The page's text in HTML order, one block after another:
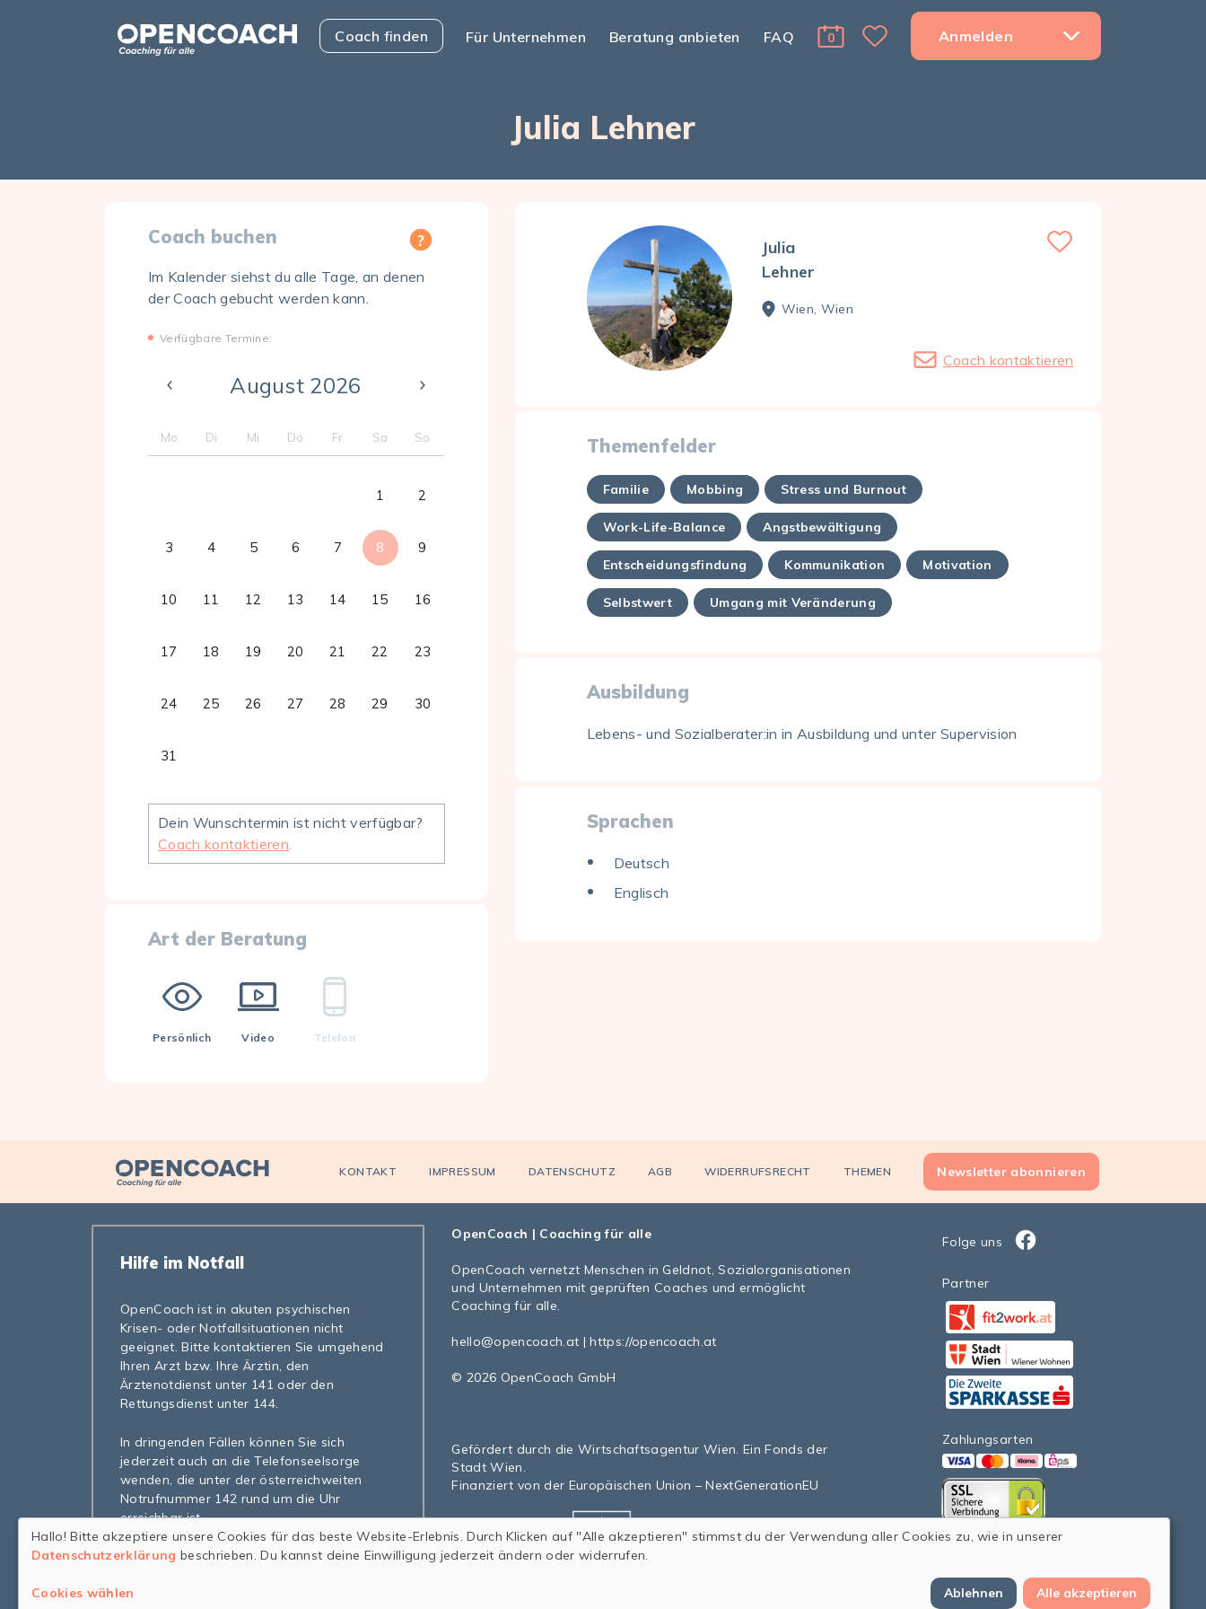
Open Coach
Coach finden Für Unternehmen Beratung anbieten
FAQ
cart Menu Toggle Dropdown
0
Favorite Menu Toggle Dropdown
Anmelden
Julia Lehner
Coach buchen
Im Kalender siehst du alle Tage, an denen
der Coach gebucht werden kann.
Verfügbare Termine:
August 2026
Mo Di Mi Do Fr Sa So
1 2
3 4 5 6 7 8 9
10 11 12 13 14 15 16
17 18 19 20 21 22 23
24 25 26 27 28 29 30
31
Dein Wunschtermin ist nicht verfügbar?
Coach kontaktieren
Art der Beratung
Persönlich Video Telefon
Julia
Lehner
Wien, Wien
Coach kontaktieren
Themenfelder
Familie Mobbing Stress und Burnout
Work-Life-Balance Angstbewältigung
Entscheidungsfindung Kommunikation Motivation
Selbstwert Umgang mit Veränderung
Ausbildung
Lebens- und Sozialberater:in in Ausbildung und unter Supervision
Sprachen
Deutsch
Englisch
Open Coach KONTAKT IMPRESSUM DATENSCHUTZ AGB WIDERRUFSRECHT THEMEN Newsletter abonnieren
Hilfe im Notfall
OpenCoach ist in akuten psychischen
Krisen- oder Notfallsituationen nicht
geeignet. Bitte kontaktieren Sie umgehend
Ihren Arzt bzw. Ihre Ärztin, den
Ärztenotdienst unter 141 oder den
Rettungsdienst unter 144.
In dringenden Fällen können Sie sich
jederzeit auch an die Telefonseelsorge
wenden, die unter der österreichweiten
Notrufnummer 142 rund um die Uhr
erreichbar ist.
OpenCoach | Coaching für alle
OpenCoach vernetzt Menschen in Geldnot, Sozialorganisationen
und Unternehmen mit geprüften Coaches und ermöglicht
Coaching für alle.
hello@opencoach.at |https://opencoach.at
© 2026 OpenCoach GmbH
Gefördert durch die Wirtschaftsagentur Wien. Ein Fonds der
Stadt Wien.
Finanziert von der Europäischen Union – NextGenerationEU
Folge uns Facebook
Partner
Facebook
StadtWien Wiener Wohnen
Facebook
Zahlungsarten
VISA Mastercard
Klarnaeps>
Facebook
Hallo! Bitte akzeptiere unsere Cookies für das beste Website-Erlebnis. Durch Klicken auf "Alle akzeptieren" stimmst du der Verwendung aller Cookies zu, wie in unserer
Datenschutzerklärung beschrieben. Du kannst deine Einwilligung jederzeit ändern oder widerrufen.
Cookies wählen Ablehnen Alle akzeptieren